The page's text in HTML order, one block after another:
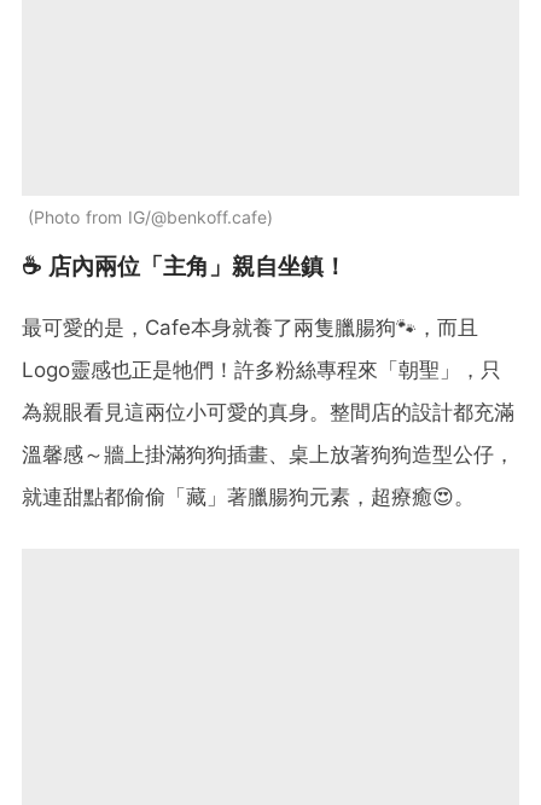
Photo from IG/@benkoff.cafe
☕️ 店內兩位「主角」親自坐鎮！
最可愛的是，Cafe本身就養了兩隻臘腸狗🐾，而且
Logo靈感也正是牠們！許多粉絲專程來「朝聖」，只
為親眼看見這兩位小可愛的真身。整間店的設計都充滿
溫馨感～牆上掛滿狗狗插畫、桌上放著狗狗造型公仔，
就連甜點都偷偷「藏」著臘腸狗元素，超療癒😍。